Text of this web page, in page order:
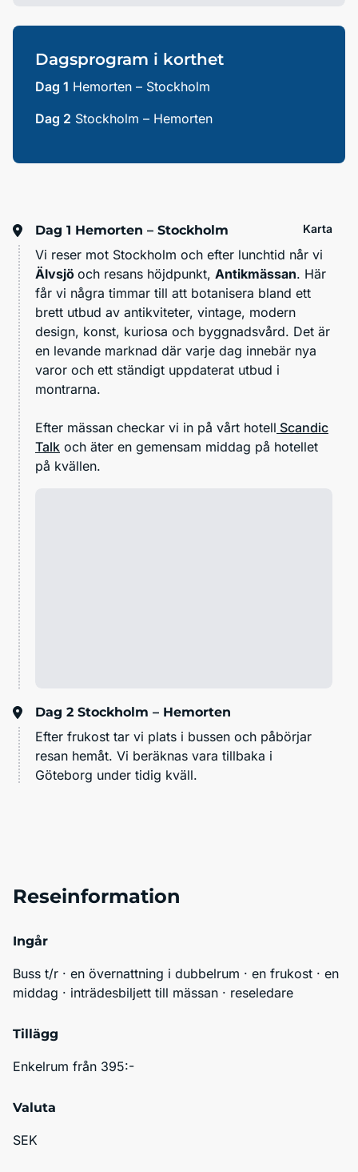
Dagsprogram i korthet
Dag 1 Hemorten – Stockholm
Dag 2 Stockholm – Hemorten
Dag 1 Hemorten – Stockholm Karta
Vi reser mot Stockholm och efter lunchtid når vi
Älvsjö och resans höjdpunkt, Antikmässan. Här
får vi några timmar till att botanisera bland ett
brett utbud av antikviteter, vintage, modern
design, konst, kuriosa och byggnadsvård. Det är
en levande marknad där varje dag innebär nya
varor och ett ständigt uppdaterat utbud i
montrarna.
Efter mässan checkar vi in på vårt hotell Scandic
Talk och äter en gemensam middag på hotellet
på kvällen.
Dag 2 Stockholm – Hemorten
Efter frukost tar vi plats i bussen och påbörjar
resan hemåt. Vi beräknas vara tillbaka i
Göteborg under tidig kväll.
Reseinformation
Ingår
Buss t/r · en övernattning i dubbelrum · en frukost · en
middag · inträdesbiljett till mässan · reseledare
Tillägg
Enkelrum från 395:-
Valuta
SEK